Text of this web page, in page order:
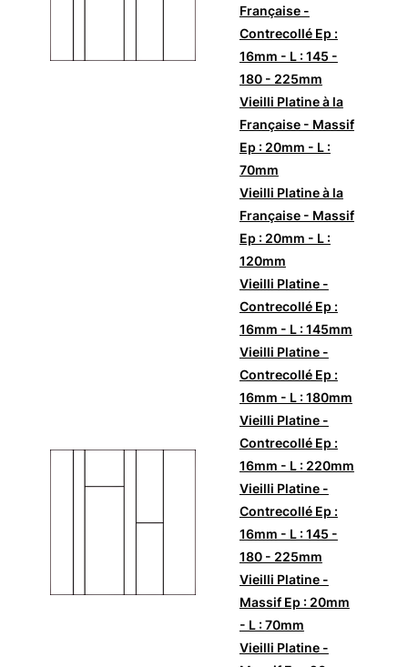
Française -
Contrecollé Ep :
16mm - L : 145 -
180 - 225mm
Vieilli Platine à la
Française - Massif
Ep : 20mm - L :
70mm
Vieilli Platine à la
Française - Massif
Ep : 20mm - L :
120mm
Vieilli Platine -
Contrecollé Ep :
16mm - L : 145mm
Vieilli Platine -
Contrecollé Ep :
16mm - L : 180mm
Vieilli Platine -
Contrecollé Ep :
16mm - L : 220mm
Vieilli Platine -
Contrecollé Ep :
16mm - L : 145 -
180 - 225mm
Vieilli Platine -
Massif Ep : 20mm
- L : 70mm
Vieilli Platine -